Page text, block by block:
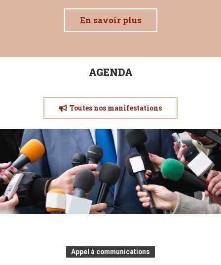
En savoir plus
AGENDA
Toutes nos manifestations
Appel à communications
Appel à communications
Mercredis du CRULH